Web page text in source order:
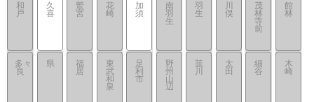
和
戸
久
喜
鷲
宮
花
崎
加
須
南
羽
生
羽
生
川
俣
茂
林
寺
前
館
林
多々
良
県
福
居
東
武
和
泉
足
利
市
野
州
山
辺
韮
川
太
田
細
谷
木
崎